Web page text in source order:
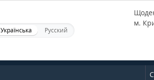
Українська Русский
м.